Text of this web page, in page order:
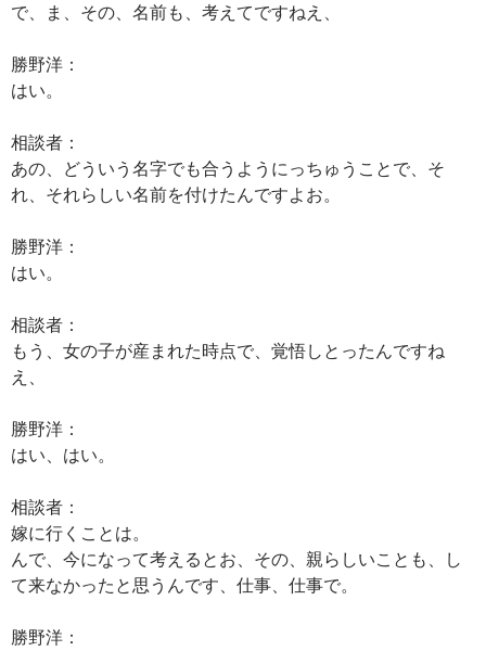
で、ま、その、名前も、考えてですねえ、
勝野洋：
はい。
相談者：
あの、どういう名字でも合うようにっちゅうことで、そ
れ、それらしい名前を付けたんですよお。
勝野洋：
はい。
相談者：
もう、女の子が産まれた時点で、覚悟しとったんですね
え、
勝野洋：
はい、はい。
相談者：
嫁に行くことは。
んで、今になって考えるとお、その、親らしいことも、し
て来なかったと思うんです、仕事、仕事で。
勝野洋：